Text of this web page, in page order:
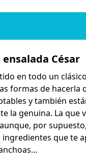
César
en todo un
formas de hacerla
y también
la genuina. La que
por
que te